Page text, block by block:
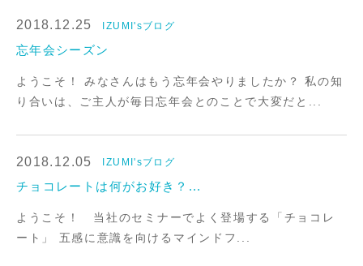
2018.12.25 IZUMI'sブログ
忘年会シーズン
ようこそ！ みなさんはもう忘年会やりましたか？ 私の知
り合いは、ご主人が毎日忘年会とのことで大変だと...
2018.12.05 IZUMI'sブログ
チョコレートは何がお好き？...
ようこそ！ 当社のセミナーでよく登場する「チョコレ
ート」 五感に意識を向けるマインドフ...